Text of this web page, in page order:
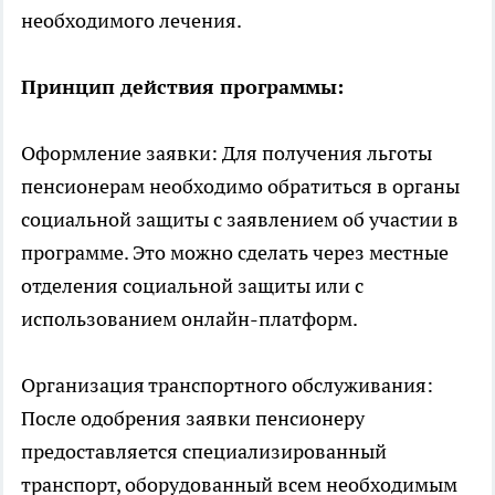
необходимого лечения.
Принцип действия программы:
Оформление заявки: Для получения льготы
пенсионерам необходимо обратиться в органы
социальной защиты с заявлением об участии в
программе. Это можно сделать через местные
отделения социальной защиты или с
использованием онлайн-платформ.
Организация транспортного обслуживания:
После одобрения заявки пенсионеру
предоставляется специализированный
транспорт, оборудованный всем необходимым